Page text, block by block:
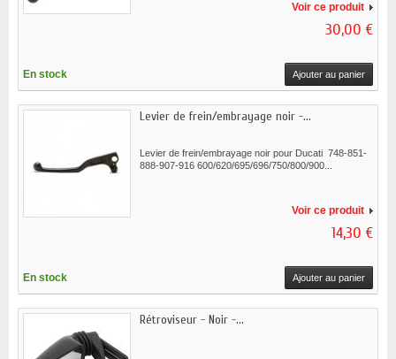
Voir ce produit
30,00 €
En stock Ajouter au panier
Levier de frein/embrayage noir -...
Levier de frein/embrayage noir pour Ducati 748-851-
888-907-916 600/620/695/696/750/800/900...
Voir ce produit
14,30 €
En stock Ajouter au panier
Rétroviseur - Noir -...